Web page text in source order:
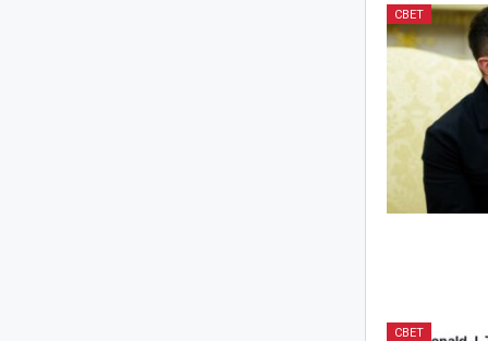
СВЕТ
СВЕТ